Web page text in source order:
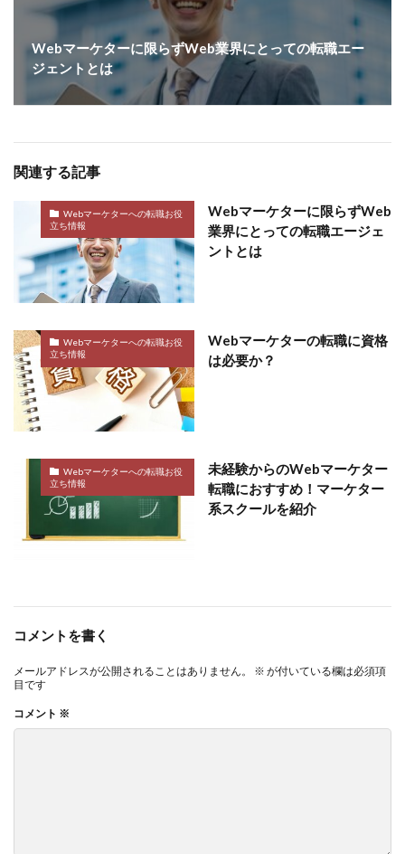
Webマーケターに限らずWeb業界にとっての転職エー
ジェントとは
関連する記事
Webマーケターへの転職お役
立ち情報
Webマーケターに限らずWeb
業界にとっての転職エージェ
ントとは
Webマーケターへの転職お役
立ち情報
Webマーケターの転職に資格
は必要か？
Webマーケターへの転職お役
立ち情報
未経験からのWebマーケター
転職におすすめ！マーケター
系スクールを紹介
コメントを書く
メールアドレスが公開されることはありません。 ※ が付いている欄は必須項
目です
コメント ※